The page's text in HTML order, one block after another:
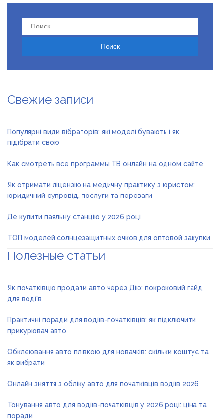
Найти:
Свежие записи
Популярні види вібраторів: які моделі бувають і як
підібрати свою
Как смотреть все программы ТВ онлайн на одном сайте
Як отримати ліцензію на медичну практику з юристом:
юридичний супровід, послуги та переваги
Де купити паяльну станцію у 2026 році
ТОП моделей солнцезащитных очков для оптовой закупки
Полезные статьи
Як початківцю продати авто через Дію: покроковий гайд
для водіїв
Практичні поради для водіїв-початківців: як підключити
прикурювач авто
Обклеювання авто плівкою для новачків: скільки коштує та
як вибрати
Онлайн зняття з обліку авто для початківців водіїв 2026
Тонування авто для водіїв-початківців у 2026 році: ціна та
поради